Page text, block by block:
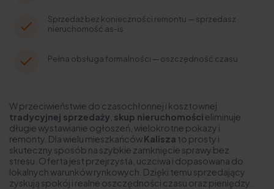
Sprzedaż bez konieczności remontu — sprzedasz
nieruchomość as-is
Pełna obsługa formalności — oszczędność czasu
W przeciwieństwie do czasochłonnej i kosztownej
tradycyjnej sprzedaży skup nieruchomości eliminuje
długie wystawianie ogłoszeń, wielokrotne pokazy i
remonty. Dla wielu mieszkańcówKalisza to prosty i
skuteczny sposób na szybkie zamknięcie sprawy bez
stresu. Oferta jest przejrzysta, uczciwa i dopasowana do
lokalnych warunków rynkowych. Dzięki temu sprzedający
zyskują spokój i realne oszczędności czasu oraz pieniędzy.